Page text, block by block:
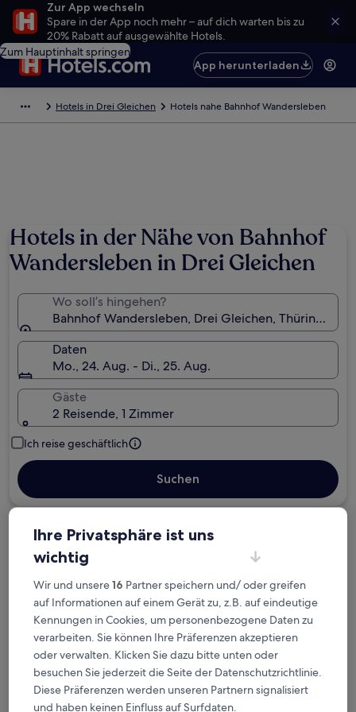
Zur App wechseln
Spare in der App noch mehr – auf dich warten bis zu
20% Rabatt auf ausgewählte Hotels.
Zum Hauptinhalt springen
App herunterladen
Hotels in Drei Gleichen Hotels nahe Bahnhof Wandersleben
Hotels in der Nähe von Bahnhof
Wandersleben in Drei Gleichen
Wo soll’s hingehen?
Bahnhof Wandersleben, Drei Gleichen, Thüringen,
Daten
Mo., 24. Aug. - Di., 25. Aug.
Gäste
2 Reisende, 1 Zimmer
Ich reise geschäftlich
Suchen
Kostenlose Stornierung bei
Planänderungen
Verdiene Prämien für jede
wahrgenommene Übernachtung
Mehr sparen mit Preisen für Mitglieder
Ihre Privatsphäre ist uns
wichtig
Wir und unsere16 Partner speichern und/ oder greifen
auf Informationen auf einem Gerät zu, z.B. auf eindeutige
Kennungen in Cookies, um personenbezogene Daten zu
verarbeiten. Sie können Ihre Präferenzen akzeptieren
oder verwalten. Klicken Sie dazu bitte unten oder
besuchen Sie jederzeit die Seite der Datenschutzrichtlinie.
Diese Präferenzen werden unseren Partnern signalisiert
und haben keinen Einfluss auf Surfdaten.